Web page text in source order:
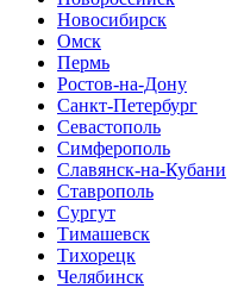
Новосибирск
Омск
Пермь
Ростов-на-Дону
Санкт-Петербург
Севастополь
Симферополь
Славянск-на-Кубани
Ставрополь
Сургут
Тимашевск
Тихорецк
Челябинск